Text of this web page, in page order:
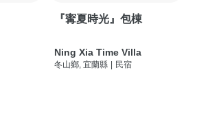
『寗夏時光』包棟
Ning Xia Time Villa
冬山鄉, 宜蘭縣 民宿